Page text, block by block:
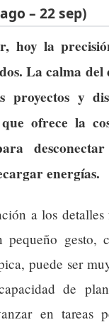
– 22 sep)
hoy la
La calma
proyectos y
ofrece la
energías.
a los detalles
pequeño gesto,
puede ser
de
en tareas